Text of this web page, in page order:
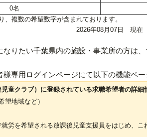
0名
複数の希望数字が含まれております。
2026年08月07日 現在
りたい千葉県内の施設・事業所の方は
専用ログインページにて以下の機能ペ
童クラブ）に登録されている求職希望者の詳細
地域など）
労を希望される放課後児童支援員をはじめ、